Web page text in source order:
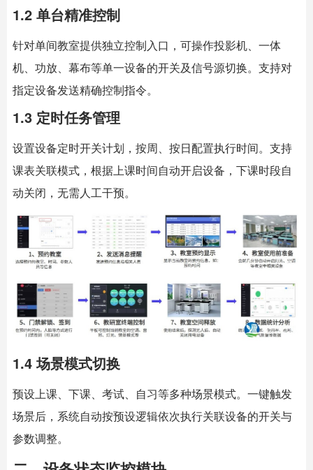
1.2 单台精准控制
针对单间教室提供独立控制入口，可操作投影机、一体
机、功放、幕布等单一设备的开关及信号源切换。支持对
指定设备发送精确控制指令。
1.3 定时任务管理
设置设备定时开关计划，按周、按日配置执行时间。支持
课表关联模式，根据上课时间自动开启设备，下课时段自
动关闭，无需人工干预。
1.4 场景模式切换
预设上课、下课、考试、自习等多种场景模式。一键触发
场景后，系统自动按预设逻辑依次执行关联设备的开关与
参数调整。